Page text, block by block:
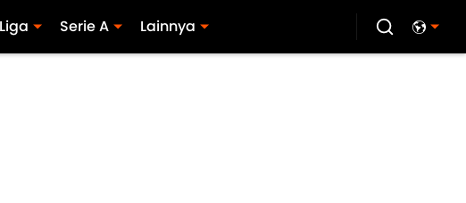
Serie A Lainnya